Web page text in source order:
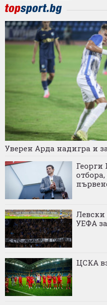
Уверен Арда надигра и
Левски
УЕФА
ЦСКА